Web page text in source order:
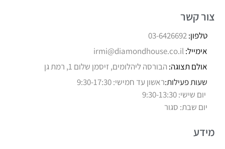
צור קשר
טלפון:03-6426692
אימייל:irmi@diamondhouse.co.il
אולם תצוגה: הבורסה ליהלומים, זיסמן שלום 1, רמת גן
שעות פעילות:ראשון עד חמישי: 9:30-17:30
יום שישי: 9:30-13:30
יום שבת: סגור
מידע